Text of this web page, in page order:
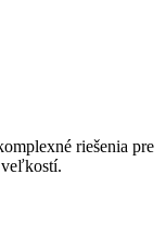
riešenia pre